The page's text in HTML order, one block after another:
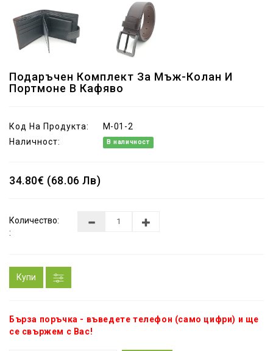
Подаръчен Комплект За Мъж-Колан И
Портмоне В Кафяво
Код На Продукта:
M-01-2
Наличност:
В наличност
34.80€ (68.06 Лв)
Количество:
:
Купи
Бърза поръчка - въведете телефон (само цифри) и ще
се свържем с Вас!